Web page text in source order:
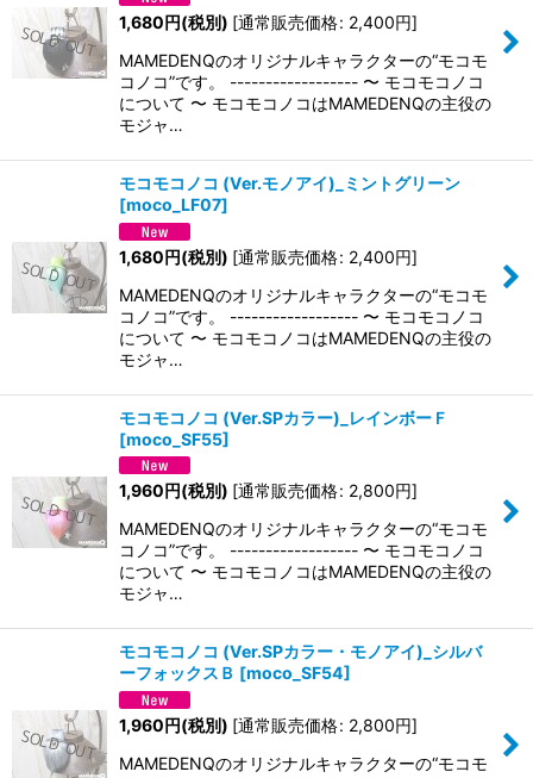
1,680円(税別) [通常販売価格: 2,400円]
MAMEDENQのオリジナルキャラクターの“モコモ
コノコ”です。 ------------------ 〜 モコモコノコ
について 〜 モコモコノコはMAMEDENQの主役の
モジャ…
モコモコノコ (Ver.モノアイ)_ミントグリーン
[moco_LF07]
1,680円(税別) [通常販売価格: 2,400円]
MAMEDENQのオリジナルキャラクターの“モコモ
コノコ”です。 ------------------ 〜 モコモコノコ
について 〜 モコモコノコはMAMEDENQの主役の
モジャ…
モコモコノコ (Ver.SPカラー)_レインボーＦ
[moco_SF55]
1,960円(税別) [通常販売価格: 2,800円]
MAMEDENQのオリジナルキャラクターの“モコモ
コノコ”です。 ------------------ 〜 モコモコノコ
について 〜 モコモコノコはMAMEDENQの主役の
モジャ…
モコモコノコ (Ver.SPカラー・モノアイ)_シルバ
ーフォックスＢ [moco_SF54]
1,960円(税別) [通常販売価格: 2,800円]
MAMEDENQのオリジナルキャラクターの“モコモ